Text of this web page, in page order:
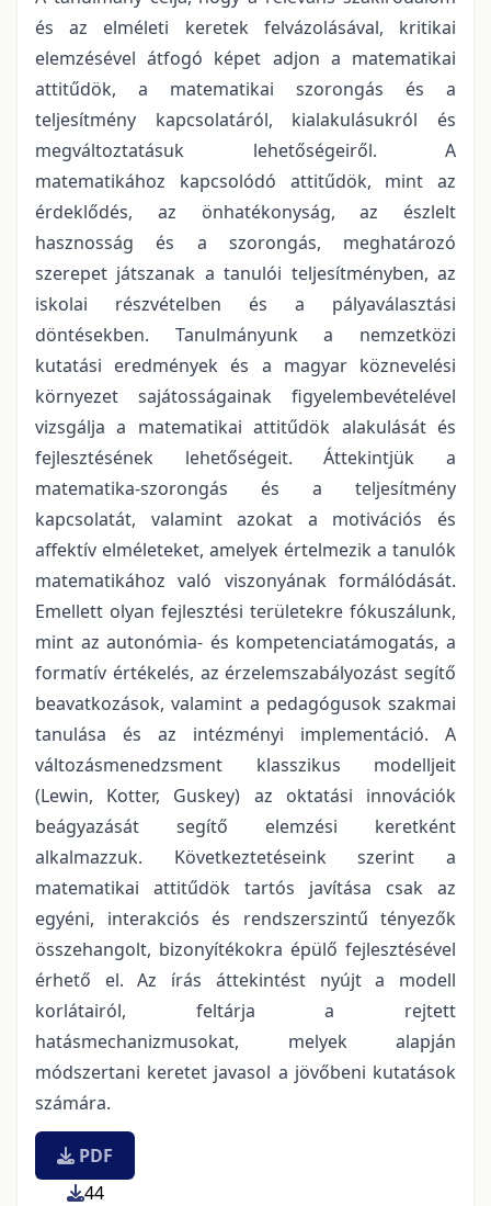
és az elméleti keretek felvázolásával, kritikai
elemzésével átfogó képet adjon a matematikai
attitűdök, a matematikai szorongás és a
teljesítmény kapcsolatáról, kialakulásukról és
megváltoztatásuk lehetőségeiről. A
matematikához kapcsolódó attitűdök, mint az
érdeklődés, az önhatékonyság, az észlelt
hasznosság és a szorongás, meghatározó
szerepet játszanak a tanulói teljesítményben, az
iskolai részvételben és a pályaválasztási
döntésekben. Tanulmányunk a nemzetközi
kutatási eredmények és a magyar köznevelési
környezet sajátosságainak figyelembevételével
vizsgálja a matematikai attitűdök alakulását és
fejlesztésének lehetőségeit. Áttekintjük a
matematika-szorongás és a teljesítmény
kapcsolatát, valamint azokat a motivációs és
affektív elméleteket, amelyek értelmezik a tanulók
matematikához való viszonyának formálódását.
Emellett olyan fejlesztési területekre fókuszálunk,
mint az autonómia- és kompetenciatámogatás, a
formatív értékelés, az érzelemszabályozást segítő
beavatkozások, valamint a pedagógusok szakmai
tanulása és az intézményi implementáció. A
változásmenedzsment klasszikus modelljeit
(Lewin, Kotter, Guskey) az oktatási innovációk
beágyazását segítő elemzési keretként
alkalmazzuk. Következtetéseink szerint a
matematikai attitűdök tartós javítása csak az
egyéni, interakciós és rendszerszintű tényezők
összehangolt, bizonyítékokra épülő fejlesztésével
érhető el. Az írás áttekintést nyújt a modell
korlátairól, feltárja a rejtett
hatásmechanizmusokat, melyek alapján
módszertani keretet javasol a jövőbeni kutatások
számára.
PDF
44